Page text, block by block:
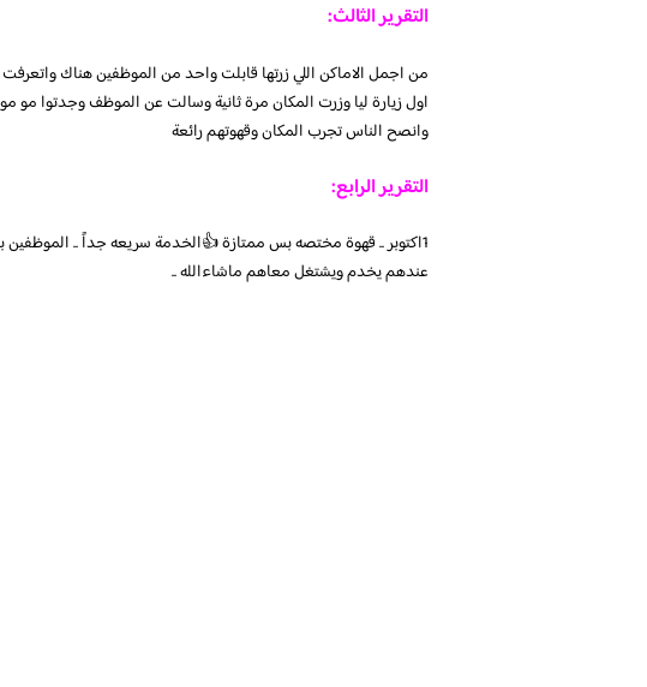
التقرير الثالث:
من اجمل الاماكن اللي زرتها قابلت واحد من الموظفين هناك
اول زيارة ليا وزرت المكان مرة ثانية وسالت عن الموظف وجدتوا مو
وانصح الناس تجرب المكان وقهوتهم رائعة
التقرير الرابع:
1اكتوبر .. قهوة مختصه بس ممتازة 👍الخدمة سريعه جداً ..
عندهم يخدم ويشتغل معاهم ماشاءالله ..